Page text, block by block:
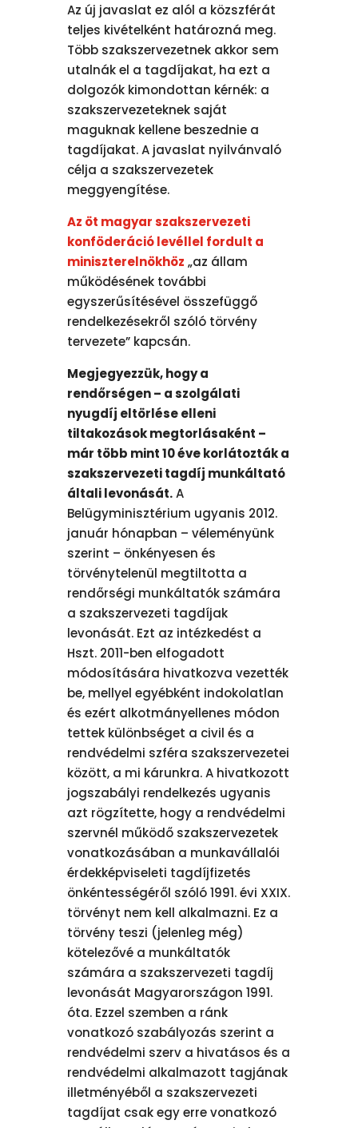
Az új javaslat ez alól a közszférát
teljes kivételként határozná meg.
Több szakszervezetnek akkor sem
utalnák el a tagdíjakat, ha ezt a
dolgozók kimondottan kérnék: a
szakszervezeteknek saját
maguknak kellene beszednie a
tagdíjakat. A javaslat nyilvánvaló
célja a szakszervezetek
meggyengítése.
Az öt magyar szakszervezeti
konföderáció levéllel fordult a
miniszterelnökhöz „az állam
működésének további
egyszerűsítésével összefüggő
rendelkezésekről szóló törvény
tervezete” kapcsán.
Megjegyezzük, hogy a
rendőrségen – a szolgálati
nyugdíj eltörlése elleni
tiltakozások megtorlásaként –
már több mint 10 éve korlátozták a
szakszervezeti tagdíj munkáltató
általi levonását.A
Belügyminisztérium ugyanis 2012.
január hónapban – véleményünk
szerint – önkényesen és
törvénytelenül megtiltotta a
rendőrségi munkáltatók számára
a szakszervezeti tagdíjak
levonását. Ezt az intézkedést a
Hszt. 2011-ben elfogadott
módosítására hivatkozva vezették
be, mellyel egyébként indokolatlan
és ezért alkotmányellenes módon
tettek különbséget a civil és a
rendvédelmi szféra szakszervezetei
között, a mi kárunkra. A hivatkozott
jogszabályi rendelkezés ugyanis
azt rögzítette, hogy a rendvédelmi
szervnél működő szakszervezetek
vonatkozásában a munkavállalói
érdekképviseleti tagdíjfizetés
önkéntességéről szóló 1991. évi XXIX.
törvényt nem kell alkalmazni. Ez a
törvény teszi (jelenleg még)
kötelezővé a munkáltatók
számára a szakszervezeti tagdíj
levonását Magyarországon 1991.
óta. Ezzel szemben a ránk
vonatkozó szabályozás szerint a
rendvédelmi szerv a hivatásos és a
rendvédelmi alkalmazott tagjának
illetményéből a szakszervezeti
tagdíjat csak egy erre vonatkozó